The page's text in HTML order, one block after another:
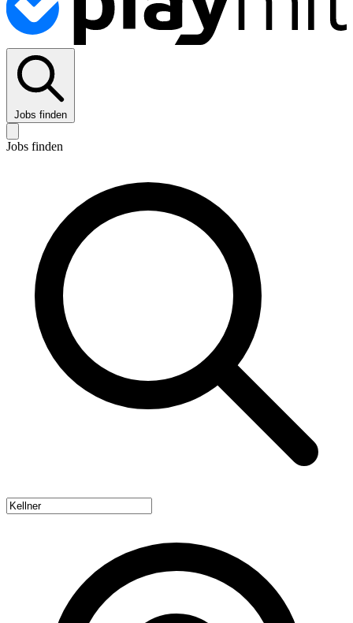
Jobs finden
Jobs finden